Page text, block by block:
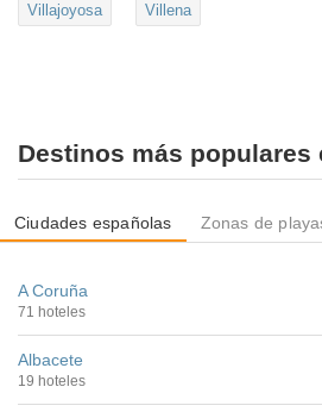
Villajoyosa Villena
Destinos más populares
Ciudades españolas Zonas de
A Coruña
71 hoteles
Albacete
19 hoteles